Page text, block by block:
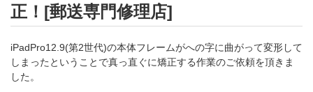
正！[郵送専門修理店]
iPadPro12.9(第2世代)の本体フレームがへの字に曲がって変形して
しまったということで真っ直ぐに矯正する作業のご依頼を頂きま
した。